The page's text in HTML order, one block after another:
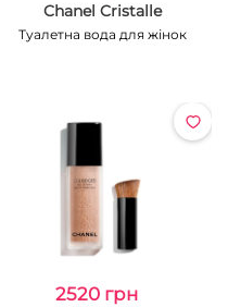
Chanel Cristalle
Туалетна вода для жінок
2520 грн